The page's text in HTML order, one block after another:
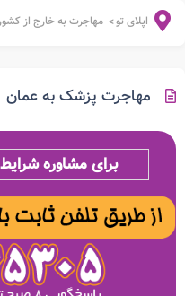
اپلای تو> مهاجرت به خارج از کشور
مهاجرت پزشک به عمان
برای مشاوره